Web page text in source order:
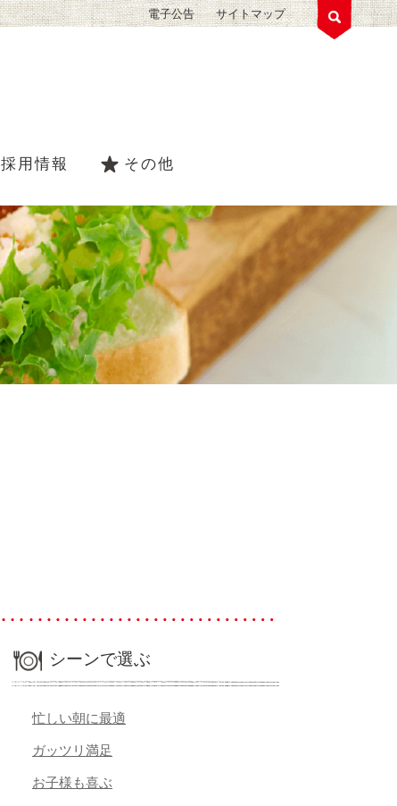
採用情報 その他
電子公告 サイトマップ
シーンで選ぶ
忙しい朝に最適
ガッツリ満足
お子様も喜ぶ